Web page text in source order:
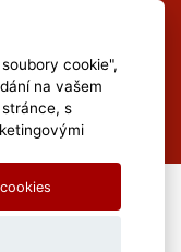
Webdesign by
cookie",
na vašem
s